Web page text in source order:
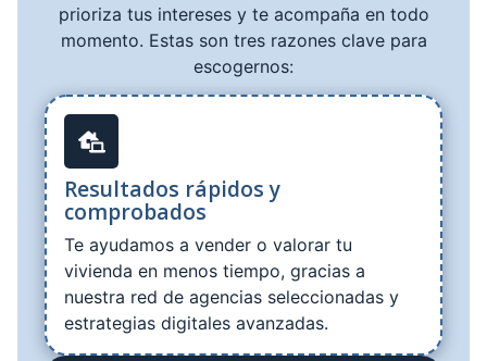
prioriza tus intereses y te acompaña en todo
momento. Estas son tres razones clave para
escogernos:
Resultados rápidos y
comprobados
Te ayudamos a vender o valorar tu
vivienda en menos tiempo, gracias a
nuestra red de agencias seleccionadas y
estrategias digitales avanzadas.